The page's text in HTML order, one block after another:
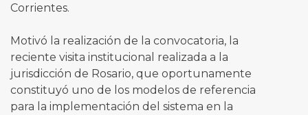
Corrientes.
Motivó la realización de la convocatoria, la
reciente visita institucional realizada a la
jurisdicción de Rosario, que oportunamente
constituyó uno de los modelos de referencia
para la implementación del sistema en la